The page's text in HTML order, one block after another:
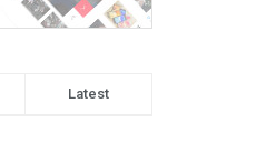
Latest